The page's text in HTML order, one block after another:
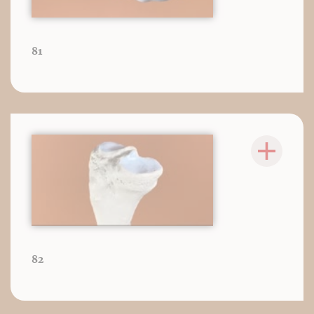
81
82